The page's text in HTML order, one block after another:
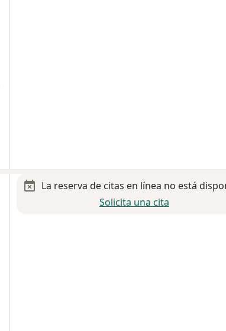
La reserva de citas en línea no está
Solicita una cita